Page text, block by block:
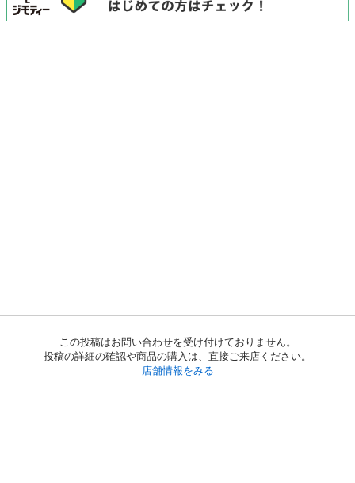
この投稿はお問い合わせを受け付けておりません。
投稿の詳細の確認や商品の購入は、直接ご来店ください。
店舗情報をみる